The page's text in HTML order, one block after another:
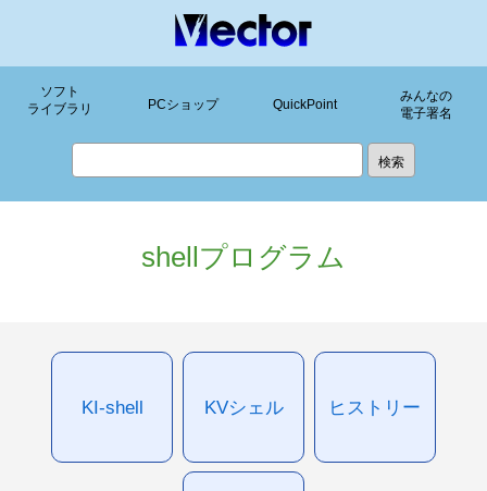
ソフト
ライブラリ
PCショップ QuickPoint
みんなの
電子署名
shellプログラム
KI-shell KVシェル ヒストリー